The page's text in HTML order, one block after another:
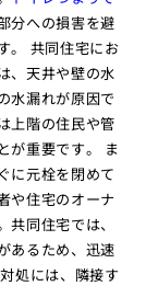
分への損害を避
。 共同住宅にお
、天井や壁の水
水漏れが原因で
上階の住民や管
が重要です。 ま
に元栓を閉めて
や住宅のオーナ
同住宅では、
あるため、迅速
処には、隣接す